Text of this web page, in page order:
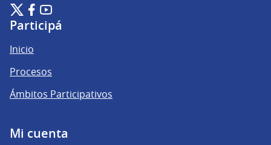
Plataforma de Participación Ciudadana Digital en X
(Enlace externo)
Plataforma de Participación Ciudadana Digital en Facebook
(Enlace externo)
Plataforma de Participación Ciudadana Digital en
(Enlace externo)
Participá
Inicio
Procesos
Ámbitos Participativos
Mi cuenta